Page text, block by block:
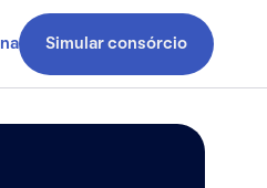
Simular consórcio